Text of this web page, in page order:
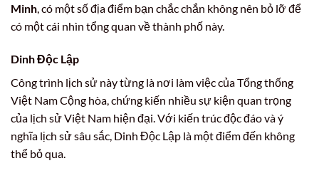
Minh, có một số địa điểm bạn chắc chắn không nên bỏ lỡ để
có một cái nhìn tổng quan về thành phố này.
Dinh Độc Lập
Công trình lịch sử này từng là nơi làm việc của Tổng thống
Việt Nam Cộng hòa, chứng kiến nhiều sự kiện quan trọng
của lịch sử Việt Nam hiện đại. Với kiến trúc độc đáo và ý
nghĩa lịch sử sâu sắc, Dinh Độc Lập là một điểm đến không
thể bỏ qua.